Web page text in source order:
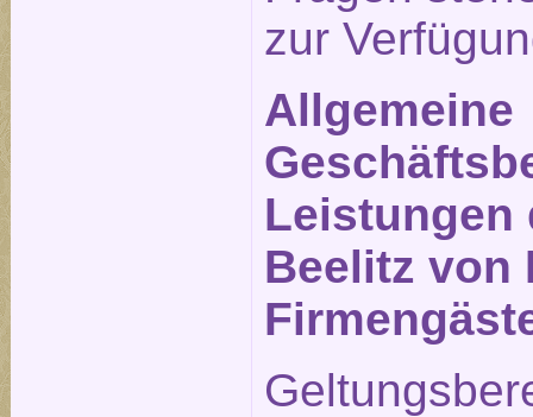
zur
Allgemeine
Leistungen
Beelitz von